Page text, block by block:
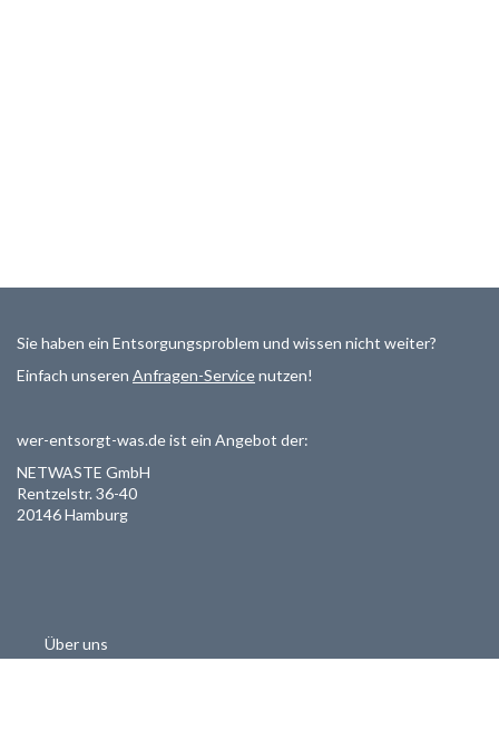
Sie haben ein Entsorgungsproblem und wissen nicht weiter?
Einfach unseren Anfragen-Servicenutzen!
wer-entsorgt-was.de ist ein Angebot der:
NETWASTE GmbH
Rentzelstr. 36-40
20146 Hamburg
Über uns